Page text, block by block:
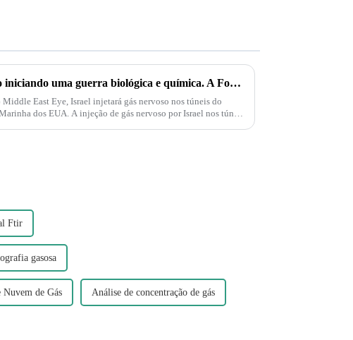
Palestina e Israel estão iniciando uma guerra biológica e química. A Força Delta aparece e injeta gás nervoso em túneis subterrâneos em Gaza!
East Eye, Israel injetará gás nervoso nos túneis do
dos EUA. A injeção de gás nervoso por Israel nos túneis
Ftir
gasosa
Nuvem de Gás Análise de concentração de gás